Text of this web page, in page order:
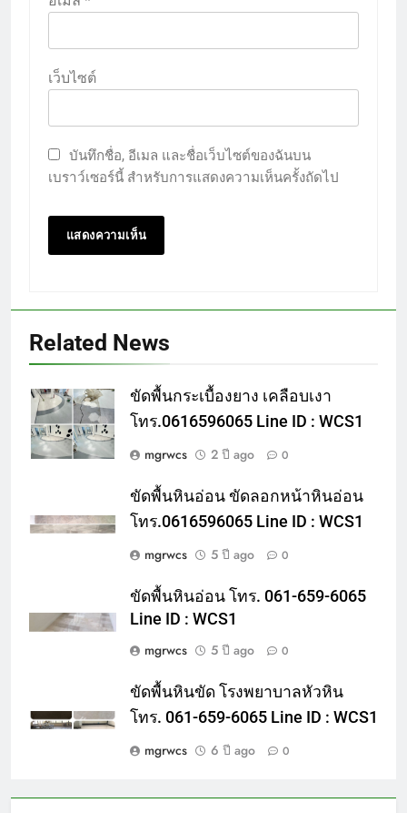
เว็บไซต์
บันทึกชื่อ, อีเมล และชื่อเว็บไซต์ของฉันบน
เบราว์เซอร์นี้ สำหรับการแสดงความเห็นครั้งถัดไป
Related News
ขัดพื้นกระเบื้องยาง เคลือบเงา
โทร.0616596065 Line ID : WCS1
mgrwcs
2 ปี ago 0
ขัดพื้นหินอ่อน ขัดลอกหน้าหินอ่อน
โทร.0616596065 Line ID : WCS1
mgrwcs
5 ปี ago 0
ขัดพื้นหินอ่อน โทร. 061-659-6065
Line ID : WCS1
mgrwcs
5 ปี ago 0
ขัดพื้นหินขัด โรงพยาบาลหัวหิน
โทร. 061-659-6065 Line ID : WCS1
mgrwcs
6 ปี ago 0